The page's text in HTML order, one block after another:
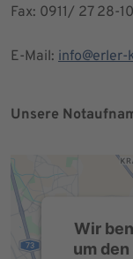
Fax: 0911/ 27 28-
E-Mail: info@erler-
Unsere
Wir
um